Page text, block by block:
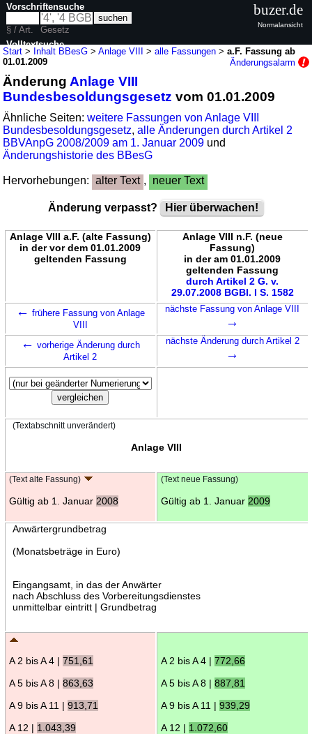
Start > Inhalt BBesG >Anlage VIII >alle Fassungen >a.F. Fassung ab
01.01.2009
Änderungsalarm
Änderung Anlage VIII
Bundesbesoldungsgesetz vom 01.01.2009
Ähnliche Seiten:weitere Fassungen von Anlage VIII
Bundesbesoldungsgesetz,alle Änderungen durch Artikel 2
BBVAnpG 2008/2009 am 1. Januar 2009 und
Änderungshistorie des BBesG
Hervorhebungen: alter Text , neuer Text
Änderung verpasst? Hier überwachen!
Anlage VIII a.F. (alte Fassung)
in der vor dem 01.01.2009
geltenden Fassung
Anlage VIII n.F. (neue
Fassung)
in der am 01.01.2009
geltenden Fassung
durch Artikel 2 G. v.
29.07.2008 BGBl. I S. 1582
← frühere Fassung von Anlage
VIII
nächste Fassung von Anlage VIII
→
← vorherige Änderung durch
Artikel 2
nächste Änderung durch Artikel 2
→
(Textabschnitt unverändert)
Anlage VIII
(Text alte Fassung)
Gültig ab 1. Januar 2008
(Text neue Fassung)
Gültig ab 1. Januar 2009
Anwärtergrundbetrag
(Monatsbeträge in Euro)
Eingangsamt, in das der Anwärter
nach Abschluss des Vorbereitungsdienstes
unmittelbar eintritt | Grundbetrag
A 2 bis A 4 | 751,61
A 5 bis A 8 | 863,63
A 9 bis A 11 | 913,71
A 12 | 1.043,39
A 2 bis A 4 | 772,66
A 5 bis A 8 | 887,81
A 9 bis A 11 | 939,29
A 12 | 1.072,60
Vorschriftensuche
§ / Art.
Gesetz
Volltextsuche
buzer.de
Normalansicht